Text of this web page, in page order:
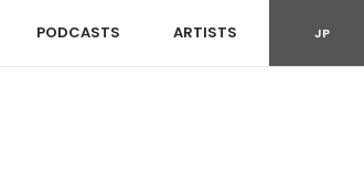
PODCASTS ARTISTS JP